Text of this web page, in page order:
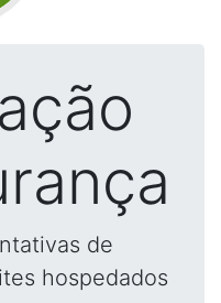
de
hospedados